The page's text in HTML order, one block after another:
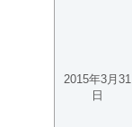
2015年3月31
日